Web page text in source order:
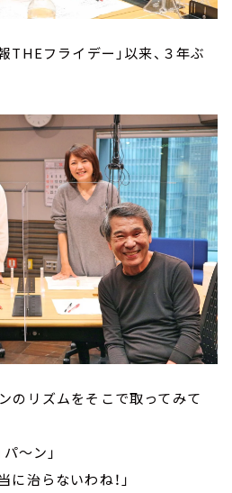
THEフライデー」以来、３年ぶ
のリズムをそこで取ってみて
～ン」
に治らないわね！」